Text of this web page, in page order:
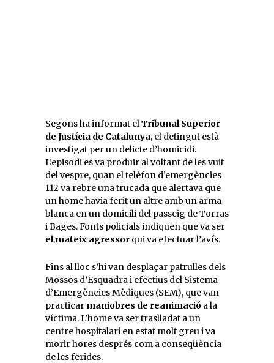
Segons ha informat elTribunal Superior
de Justícia de Catalunya, el detingut està
investigat per un delicte d’homicidi.
L’episodi es va produir al voltant de les vuit
del vespre, quan el telèfon d’emergències
112 va rebre una trucada que alertava que
un home havia ferit un altre amb un arma
blanca en un domicili del passeig de Torras
i Bages. Fonts policials indiquen que va ser
el mateix agressor qui va efectuar l’avís.
Fins al lloc s’hi van desplaçar patrulles dels
Mossos d’Esquadra i efectius del Sistema
d’Emergències Mèdiques (SEM), que van
practicar maniobres de reanimació a la
víctima. L’home va ser traslladat a un
centre hospitalari en estat molt greu i va
morir hores després com a conseqüència
de les ferides.